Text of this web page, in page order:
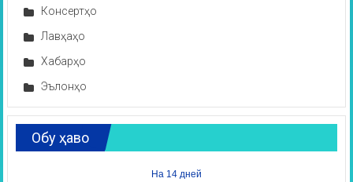
Консертҳо
Лавҳаҳо
Хабарҳо
Эълонҳо
Обу ҳаво
На 14 дней